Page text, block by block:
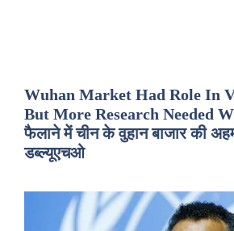
Wuhan Market Had Role In
But More Research Needed
फैलाने में चीन के वुहान बाजार की
डब्ल्यूएचओ